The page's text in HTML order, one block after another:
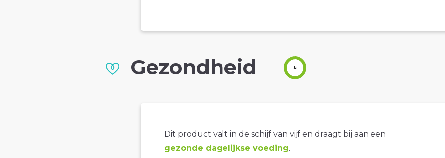
Gezondheid Ja
Dit product valt in de schijf van vijf en draagt bij aan een
gezonde dagelijkse voeding.